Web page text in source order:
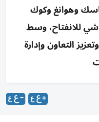
وهوانغ وكوك
شي للانفتاح، وسط
التعاون وإدارة